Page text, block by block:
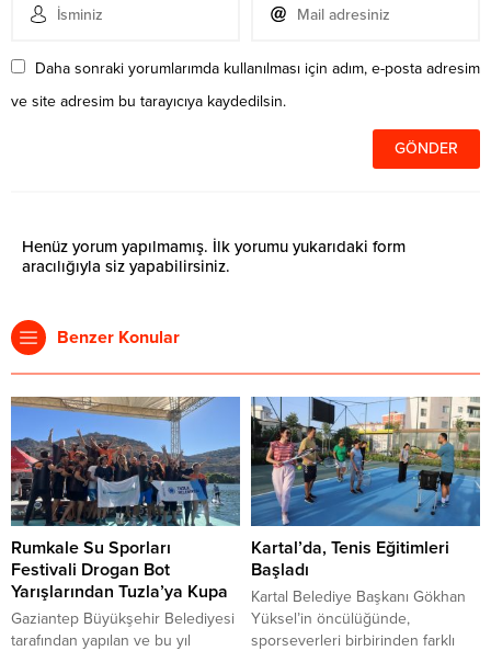
Daha sonraki yorumlarımda kullanılması için adım, e-posta adresim
ve site adresim bu tarayıcıya kaydedilsin.
Henüz yorum yapılmamış. İlk yorumu yukarıdaki form
aracılığıyla siz yapabilirsiniz.
Benzer Konular
Rumkale Su Sporları
Festivali Drogan Bot
Yarışlarından Tuzla’ya Kupa
Gaziantep Büyükşehir Belediyesi
tarafından yapılan ve bu yıl
Kartal’da, Tenis Eğitimleri
Başladı
Kartal Belediye Başkanı Gökhan
Yüksel’in öncülüğünde,
sporseverleri birbirinden farklı